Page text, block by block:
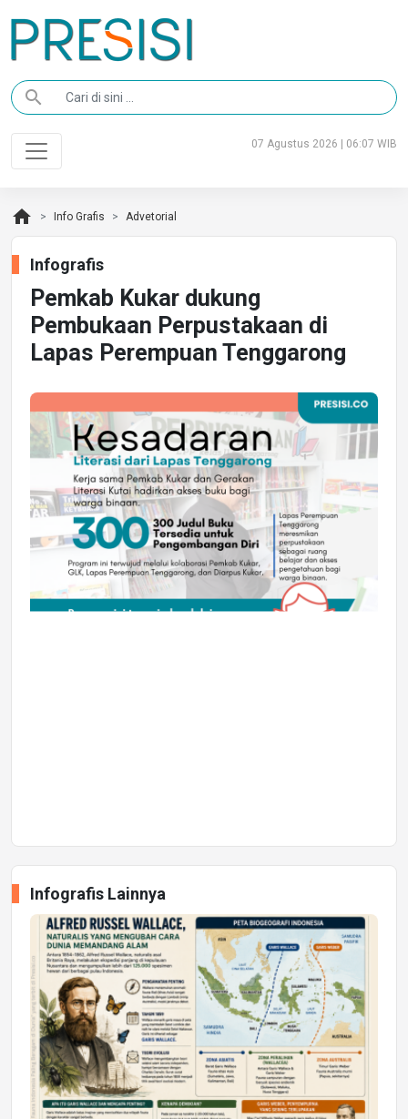
search
07 Agustus 2026 | 06:07 WIB
home Info Grafis Advetorial
Infografis
Pemkab Kukar dukung
Pembukaan Perpustakaan di
Lapas Perempuan Tenggarong
Infografis Lainnya